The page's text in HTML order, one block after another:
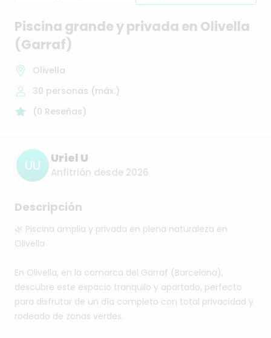
Piscina grandeyprivada en Olivella
(Garraf)
Olivella
30 personas (máx.)
(0 Reseñas)
UU Uriel U
Anfitrión desde 2026
Descripción
🌿 Piscina amplia y privada en plena naturaleza en
Olivella
En Olivella, en la comarca del Garraf (Barcelona),
descubre este espacio tranquilo y apartado, perfecto
para disfrutar de un día completo con total privacidad y
rodeado de zonas verdes.